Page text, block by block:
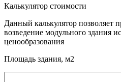
Калькулятор стоимости
Данный калькулятор позволяет
возведение модульного здания
ценообразования
Площадь здания, м2